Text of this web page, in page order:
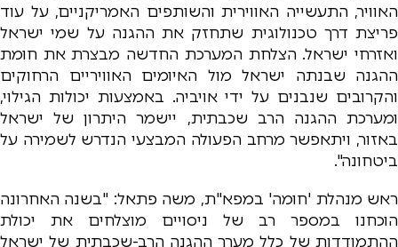
האוויר, התעשייה האווירית והשותפים האמריקניים, על עוד
פריצת דרך טכנולוגית שתחזק את ההגנה על שמי ישראל
ואזרחי ישראל. הצלחת המערכת החדשה מבצרת את חומת
ההגנה שבנתה ישראל מול האיומים האוויריים הרחוקים
והקרובים שנבנים על ידי אויביה. באמצעות יכולות הגילוי,
ומערכת ההגנה הרב שכבתית, יישמר היתרון של ישראל
באזור, ויתאפשר מרחב הפעולה המבצעי הנדרש לשמירה על
ביטחונה".
ראש מנהלת 'חומה' במפא"ת, משה פתאל: "בשנה האחרונה
הוכחנו במספר רב של ניסויים מוצלחים את יכולת
ההתמודדות של כלל מערך ההגנה הרב-שכבתית של ישראל